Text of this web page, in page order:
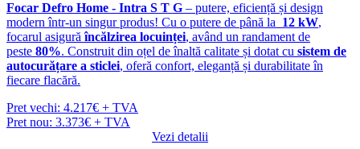
Focar Defro Home - Intra S T G – putere, eficiență și design
modern într-un singur produs! Cu o putere de până la 12 kW,
focarul asigurăîncălzirea locuinței, având un randament de
peste 80%. Construit din oțel de înaltă calitate și dotat cu sistem de
autocurățare a sticlei, oferă confort, eleganță și durabilitate în
fiecare flacără.
Pret vechi: 4.217€ + TVA
Pret nou: 3.373€ + TVA
Vezi detalii